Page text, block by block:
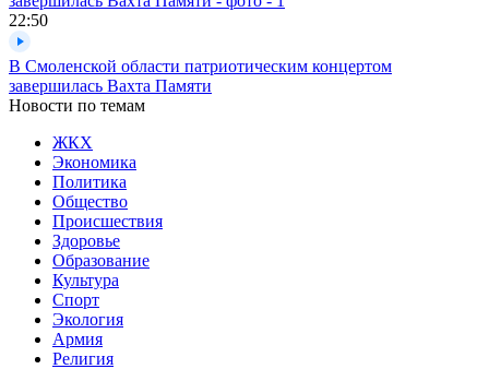
22:50
В Смоленской области патриотическим концертом
завершилась Вахта Памяти
Новости по темам
ЖКХ
Экономика
Политика
Общество
Происшествия
Здоровье
Образование
Культура
Спорт
Экология
Армия
Религия